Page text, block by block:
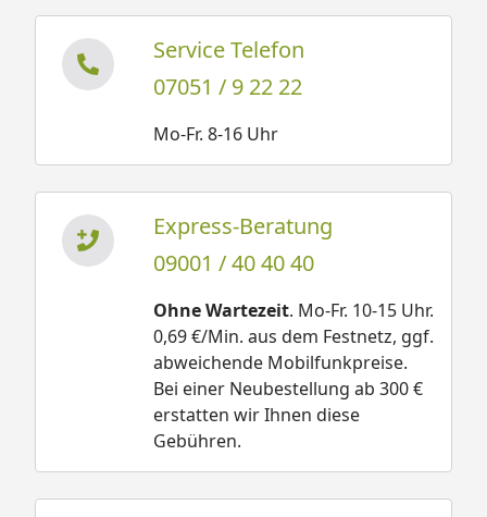
Service Telefon
07051 / 9 22 22
Mo-Fr. 8-16 Uhr
Express-Beratung
09001 / 40 40 40
Ohne Wartezeit. Mo-Fr. 10-15 Uhr.
0,69 €/Min. aus dem Festnetz, ggf.
abweichende Mobilfunkpreise.
Bei einer Neubestellung ab 300 €
erstatten wir Ihnen diese
Gebühren.